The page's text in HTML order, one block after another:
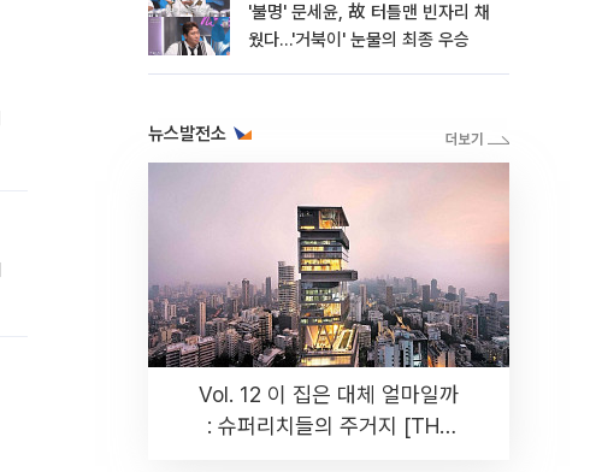
'불명' 문세윤, 故 터틀맨 빈자리 채
웠다…'거북이' 눈물의 최종 우승
뉴스발전소
Vol. 12 이 집은 대체 얼마일까
: 슈퍼리치들의 주거지 [THE